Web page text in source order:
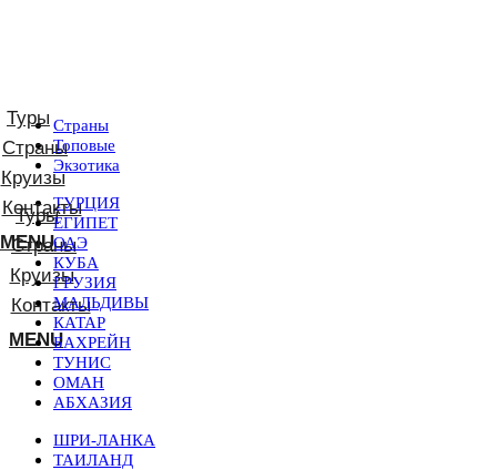
MENU
MENU
Страны
Топовые
Экзотика
ТУРЦИЯ
ЕГИПЕТ
ОАЭ
КУБА
ГРУЗИЯ
МАЛЬДИВЫ
КАТАР
БАХРЕЙН
ТУНИС
ОМАН
АБХАЗИЯ
ШРИ-ЛАНКА
ТАИЛАНД